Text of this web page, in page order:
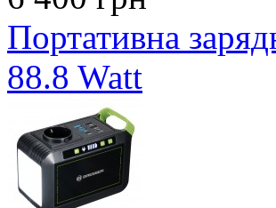
Портативна
88.8 Watt